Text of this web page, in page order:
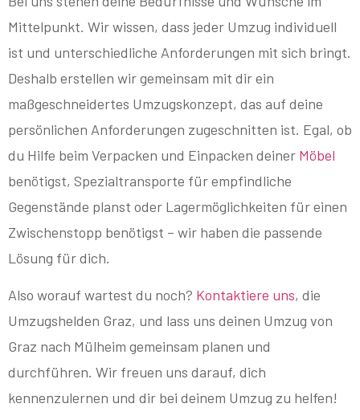
Mittelpunkt. Wir wissen, dass jeder Umzug individuell
ist und unterschiedliche Anforderungen mit sich bringt.
Deshalb erstellen wir gemeinsam mit dir ein
maßgeschneidertes Umzugskonzept, das auf deine
persönlichen Anforderungen zugeschnitten ist. Egal, ob
du Hilfe beim Verpacken und Einpacken deiner Möbel
benötigst, Spezialtransporte für empfindliche
Gegenstände planst oder Lagermöglichkeiten für einen
Zwischenstopp benötigst – wir haben die passende
Lösung für dich.
Also worauf wartest du noch? Kontaktiere uns, die
Umzugshelden Graz, und lass uns deinen Umzug von
Graz nach Mülheim gemeinsam planen und
durchführen. Wir freuen uns darauf, dich
kennenzulernen und dir bei deinem Umzug zu helfen!